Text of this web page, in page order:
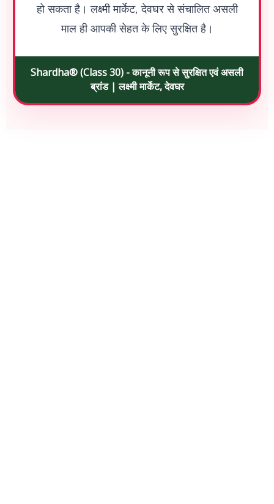
हो सकता है। लक्ष्मी मार्केट, देवघर से संचालित असली
माल ही आपकी सेहत के लिए सुरक्षित है।
Shardha® (Class 30) - कानूनी रूप से सुरक्षित एवं असली
ब्रांड | लक्ष्मी मार्केट, देवघर